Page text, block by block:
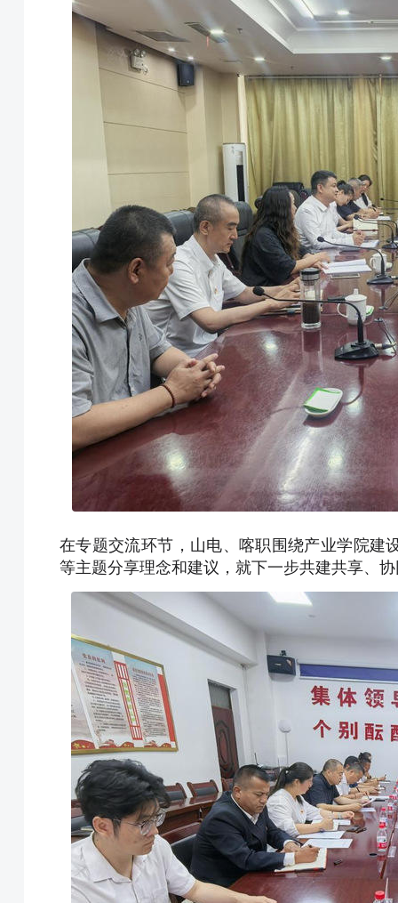
在专题交流环节，山电、喀职围绕产业学院建
等主题分享理念和建议，就下一步共建共享、